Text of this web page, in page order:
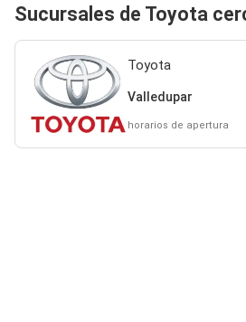
Sucursales de Toyota
Toyota
Valledupar
horarios de apertura